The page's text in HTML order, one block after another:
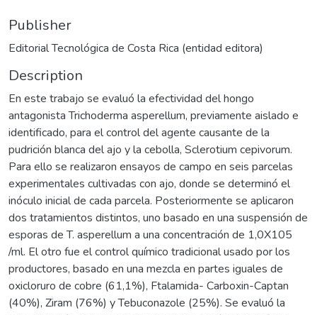
Publisher
Editorial Tecnológica de Costa Rica (entidad editora)
Description
En este trabajo se evaluó la efectividad del hongo
antagonista Trichoderma asperellum, previamente aislado e
identificado, para el control del agente causante de la
pudrición blanca del ajo y la cebolla, Sclerotium cepivorum.
Para ello se realizaron ensayos de campo en seis parcelas
experimentales cultivadas con ajo, donde se determinó el
inóculo inicial de cada parcela. Posteriormente se aplicaron
dos tratamientos distintos, uno basado en una suspensión de
esporas de T. asperellum a una concentración de 1,0X105
/ml. El otro fue el control químico tradicional usado por los
productores, basado en una mezcla en partes iguales de
oxicloruro de cobre (61,1%), Ftalamida- Carboxin-Captan
(40%), Ziram (76%) y Tebuconazole (25%). Se evaluó la